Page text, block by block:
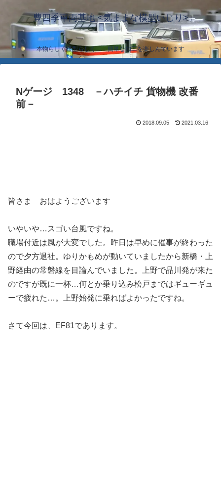
豊四季車両基地 <気ままな模型いじり>
本物らしく模型らしく… 簡単な加工を楽しんでいます
Nゲージ 1348 －ハチイチ 貨物機 改番
前－
2018.09.05 2021.03.16
皆さま おはようございます
いやいや…スゴい台風ですね。
職場付近は風が大変でした。昨日は早めに催事が終わった
ので夕方退社。ゆりかもめが動いていましたから新橋・上
野経由の常磐線を目論んでいました。上野で品川発が来た
のですが既に一杯…何とか乗り込み松戸まではギューギュ
ーで疲れた…。上野始発に乗ればよかったですね。
さて今回は、EF81であります。